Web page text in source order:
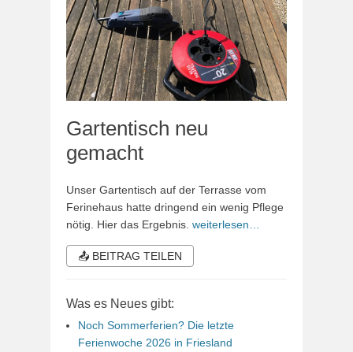
Gartentisch neu
gemacht
Unser Gartentisch auf der Terrasse vom
Ferinehaus hatte dringend ein wenig Pflege
nötig. Hier das Ergebnis. weiterlesen…
📤 BEITRAG TEILEN
Was es Neues gibt:
Noch Sommerferien? Die letzte
Ferienwoche 2026 in Friesland